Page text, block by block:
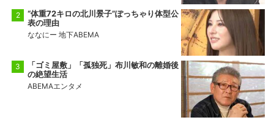
“体重72キロの北川景子”ぽっちゃり体型公
表の理由
ななにー 地下ABEMA
「ゴミ屋敷」「孤独死」布川敏和の離婚後
の絶望生活
ABEMAエンタメ